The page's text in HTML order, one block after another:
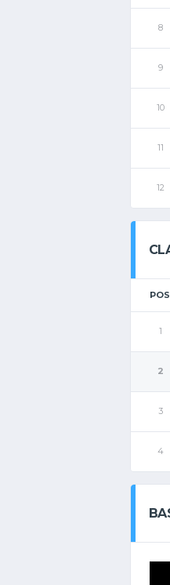
8
9
10
11
12
1
2
3
4